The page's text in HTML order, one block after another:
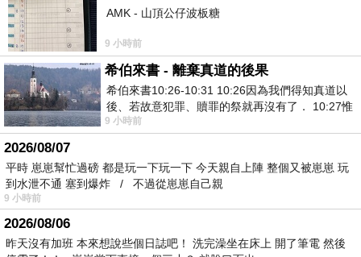
AMK - 山頂公仔波板糖
9 小時前
希伯來書 - 離棄真道的後果
希伯來書10:26-10:31 10:26因為我們得知真道以
後、若故意犯罪、贖罪的祭就再沒有了． 10:27惟
有戰懼等候審判和那燒滅眾敵人的烈火
9 小時前
2026/08/07
平時 崽崽幫忙過磅 都是玩一下玩一下 今天親自上陣 整個又被崽崽 玩
到水泄不通 塞到爆炸 / 不過從崽崽自己親
9 小時前
2026/08/06
昨天沒有加班 本來想說些個日誌吧！ 洗完澡坐在床上 開了筆電 然後